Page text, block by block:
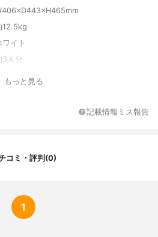
12.5kg
ワイト
3人分
41cm/前開き
年1月20日
もっと見る
記載情報ミス報告
コミ・評判(0)
1